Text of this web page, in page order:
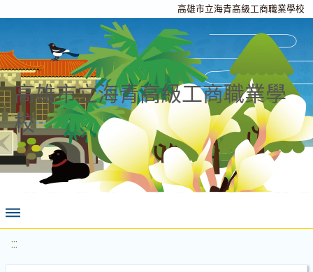
高雄市立海青高級工商職業學校
高雄市立海青高級工商職業學
校
:::